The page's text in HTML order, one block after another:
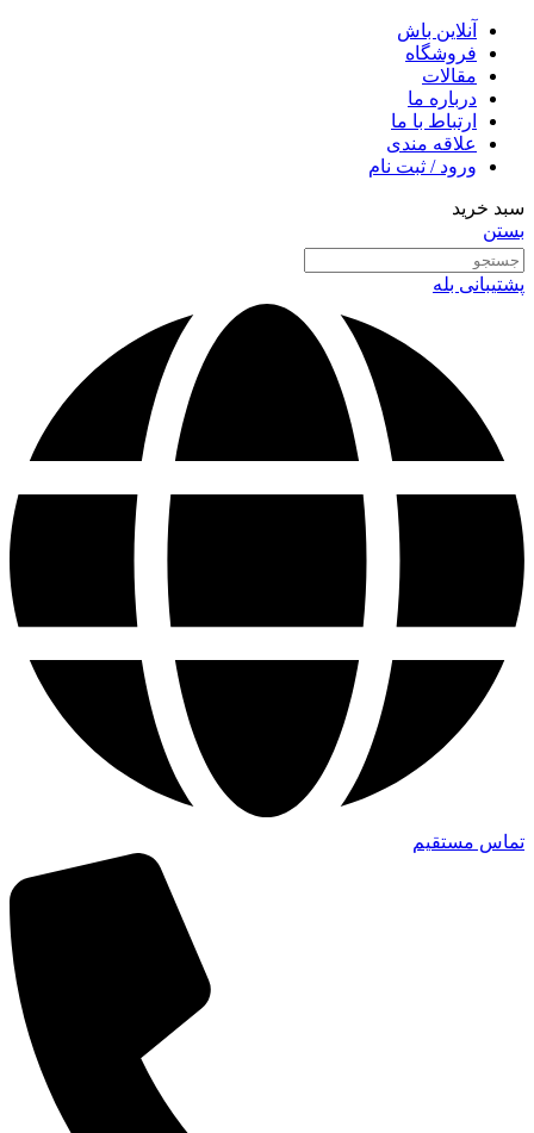
آنلاین باش
فروشگاه
مقالات
درباره ما
ارتباط با ما
علاقه مندی
ورود / ثبت نام
سبد خرید
بستن
پشتیبانی بله
تماس مستقیم